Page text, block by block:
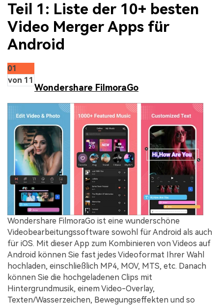
Teil 1: Liste der 10+ besten
Video Merger Apps für
Android
01
von 11
Wondershare FilmoraGo
Wondershare FilmoraGo ist eine wunderschöne
Videobearbeitungssoftware sowohl für Android als auch
für iOS. Mit dieser App zum Kombinieren von Videos auf
Android können Sie fast jedes Videoformat Ihrer Wahl
hochladen, einschließlich MP4, MOV, MTS, etc. Danach
können Sie die hochgeladenen Clips mit
Hintergrundmusik, einem Video-Overlay,
Texten/Wasserzeichen, Bewegungseffekten und so